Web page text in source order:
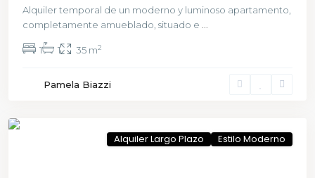
Alquiler temporal de un moderno y luminoso apartamento,
completamente amueblado, situado e
1 1 35 m2
Pamela Biazzi
Alquiler Largo Plazo Estilo Moderno